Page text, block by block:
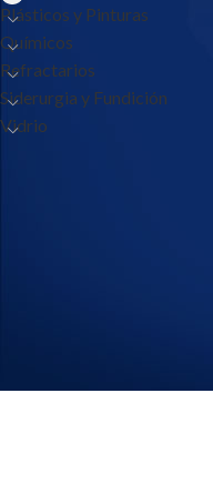
Plásticos y Pinturas
Químicos
Refractarios
Siderurgia y Fundición
Vidrio